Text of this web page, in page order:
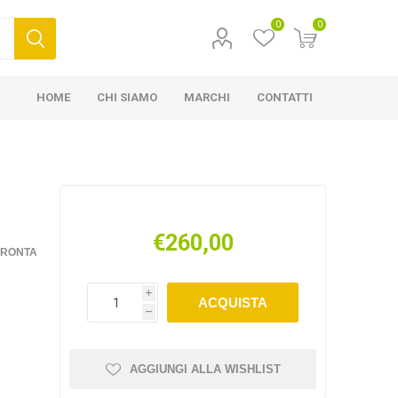
0 0
HOME CHI SIAMO MARCHI CONTATTI
€260,00
i
h
ACQUISTA
AGGIUNGI ALLA WISHLIST